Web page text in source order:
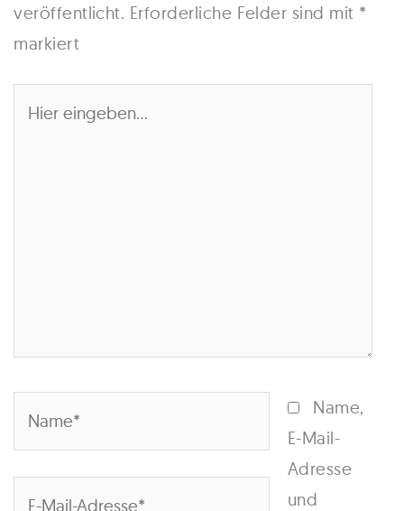
veröffentlicht. Erforderliche Felder sind mit *
markiert
eingeben…
Name,
E-Mail-
Adresse
und